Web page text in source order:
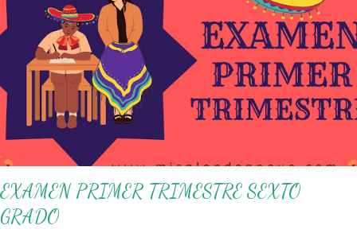
decisiones sobre su organización, la gestión del tiempo acorde a las
necesidades de la escuela y las acciones que decidan emprender para
apropiarse y resignificar el Plan de Estudio dentro y fuera de este
espacio. En esta Primera Sesión Ordinaria se les invita a que
reflexionen y acuerden posibles acciones a realizar colaborativamente
en la escuela y con la comunidad, a fin de atender las problemáticas
identificadas. Compañeros docentes en est...
EXAMEN PRIMER TRIMESTRE SEXTO
GRADO